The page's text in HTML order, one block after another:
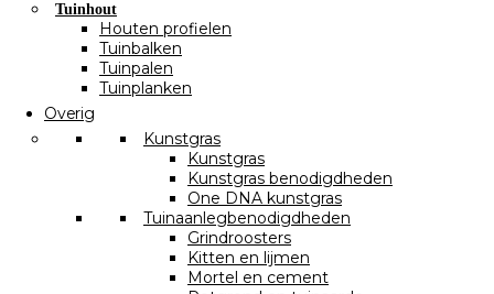
Tuinhout
Houten profielen
Tuinbalken
Tuinpalen
Tuinplanken
Overig
Kunstgras
Kunstgras
Kunstgras benodigdheden
One DNA kunstgras
Tuinaanlegbenodigdheden
Grindroosters
Kitten en lijmen
Mortel en cement